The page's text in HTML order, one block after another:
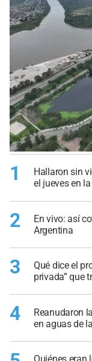
1
Hallaron sin
el jueves en
2
En vivo: así
Argentina
3
Qué dice el
privada” que
4
Reanudaron
en aguas de